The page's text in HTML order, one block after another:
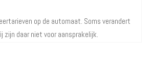
op de automaat. Soms verandert
zijn daar niet voor aansprakelijk.